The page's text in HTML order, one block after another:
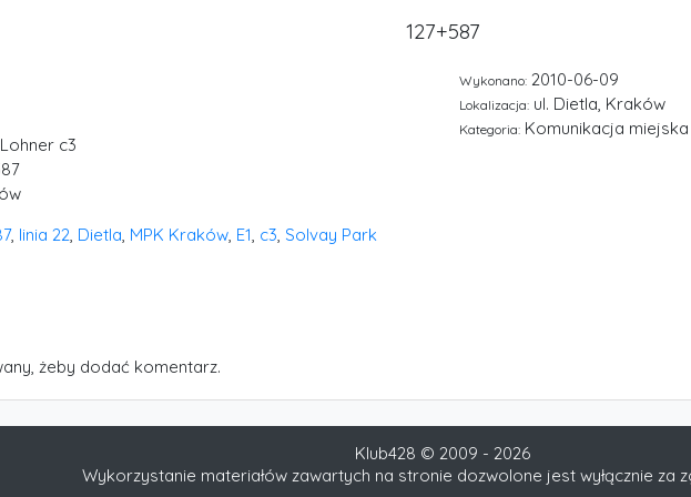
127+587
c3
Wykonano: 2010-06-09
Lokalizacja: ul. Dietla, Kraków
Kategoria: Komunikacja miejska
, linia 22, Dietla, MPK Kraków, E1, c3, Solvay Park
żeby dodać komentarz.
Klub428 © 2009 - 2026
Wykorzystanie materiałów zawartych na stronie dozwolone jest wyłącznie za